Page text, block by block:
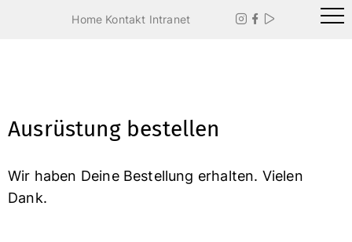
Home Kontakt Intranet   
Ausrüstung bestellen
Wir haben Deine Bestellung erhalten. Vielen
Dank.